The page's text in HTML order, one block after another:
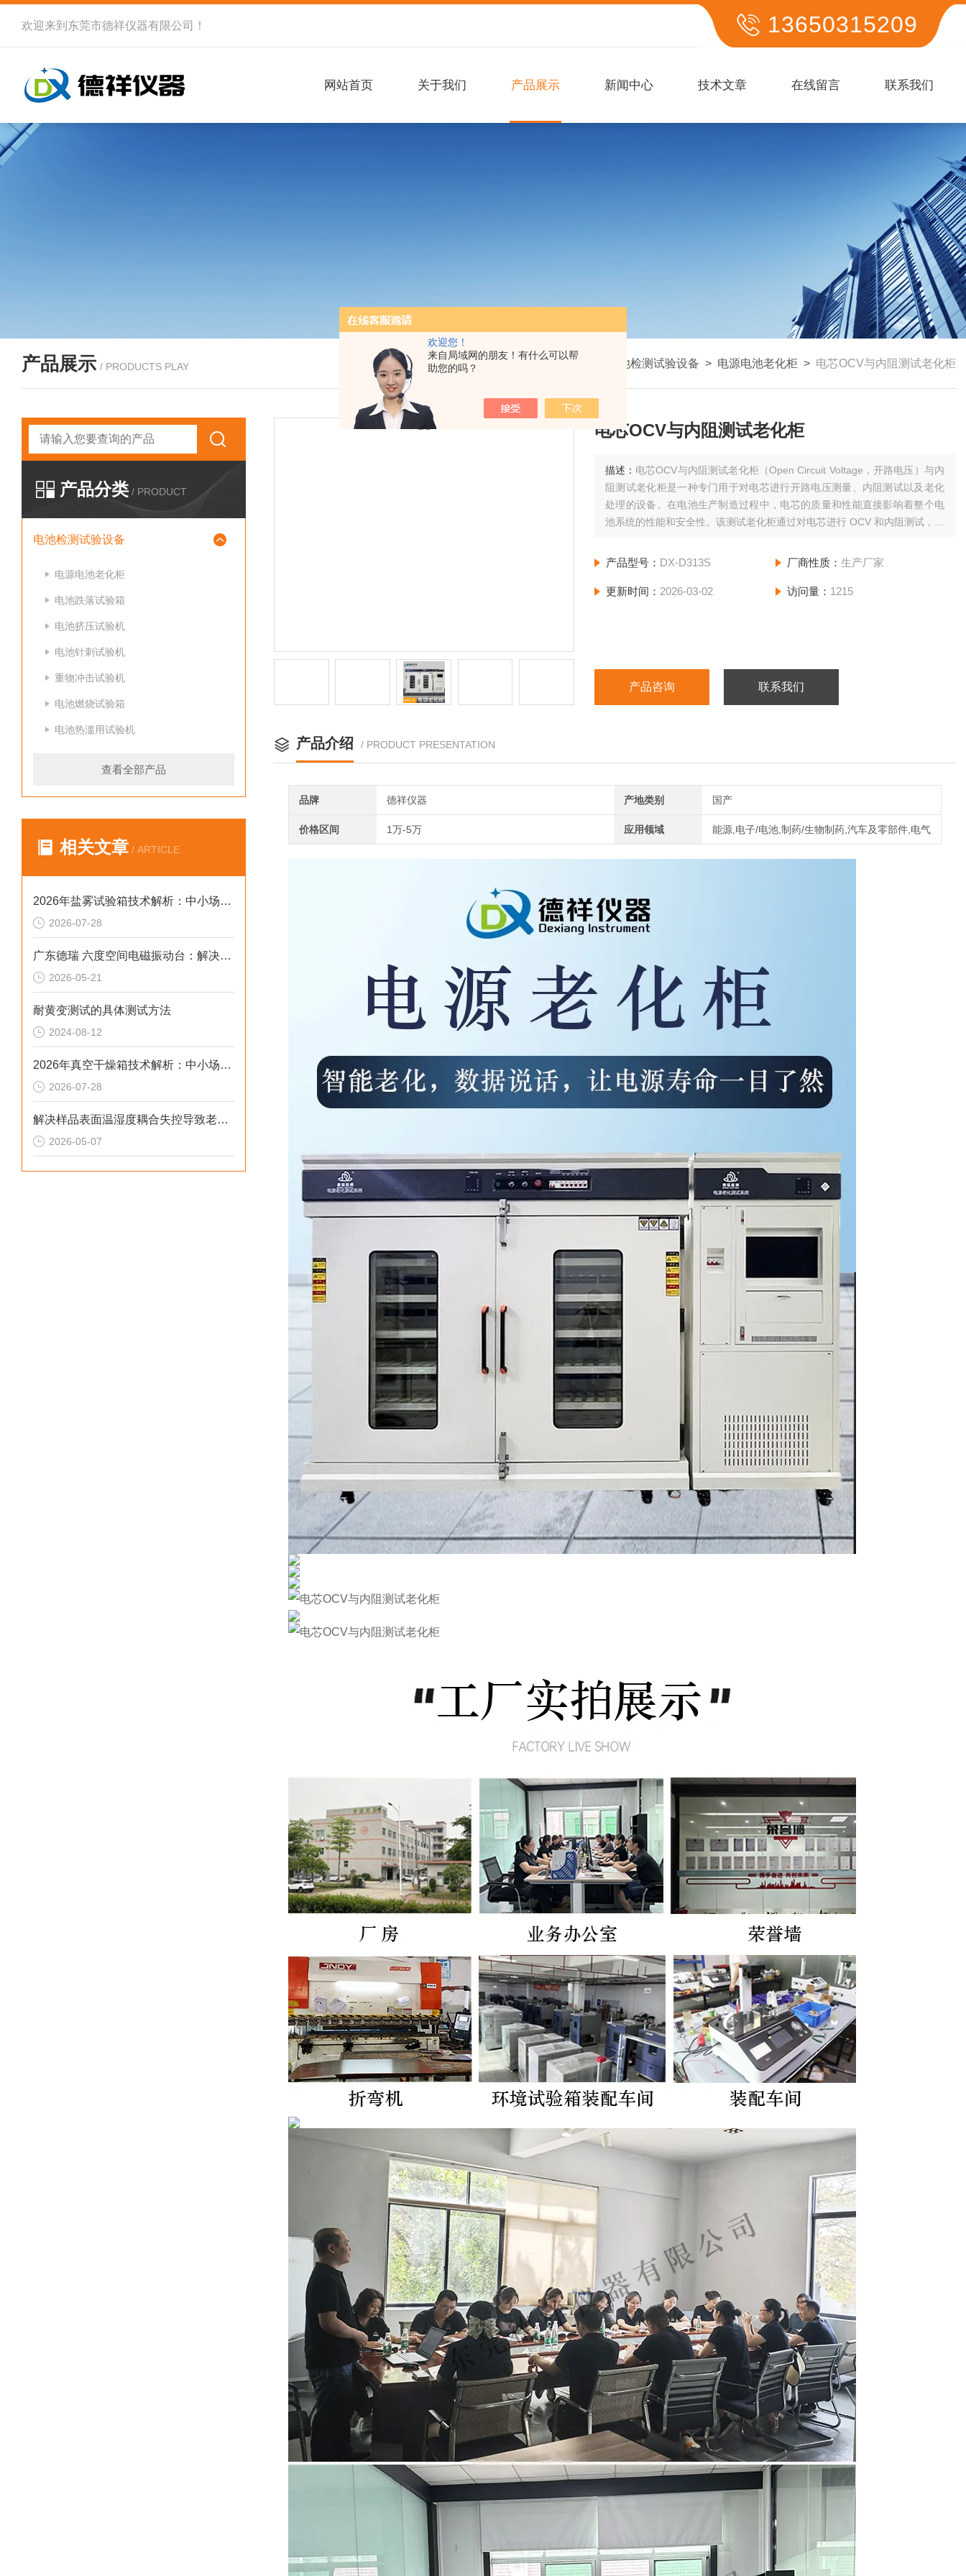
欢迎您！
来自局域网的朋友！有什么可以帮
助您的吗？
欢迎来到 东莞市德祥仪器有限公司 ！ 13650315209
网站首页 关于我们 产品展示 新闻中心 技术文章 在线留言 联系我们
产品展示 / PRODUCTS PLAY 我的位置：首页>产品展示 电池检测试验设备 > 电源电池老化柜 > 电芯OCV与内阻测试老化柜
产品分类 / PRODUCT
电池检测试验设备
电源电池老化柜
电池跌落试验箱
电池挤压试验机
电池针刺试验机
重物冲击试验机
电池燃烧试验箱
电池热滥用试验机
查看全部产品
相关文章 / ARTICLE
2026年盐雾试验箱技术解析：中小场景下温雾协同合规选型参考
2026-07-28
广东德瑞 六度空间电磁振动台：解决多轴耦合干扰的 2026 选型标准
2026-05-21
耐黄变测试的具体测试方法
2024-08-12
2026年真空干燥箱技术解析：中小场景下真空温控合规选型参考
2026-07-28
解决样品表面温湿度耦合失控导致老化加速倍率失真的2026选型标准
2026-05-07
电芯OCV与内阻测试老化柜
描述： 电芯OCV与内阻测试老化柜（Open Circuit Voltage，开路电压）与内
阻测试老化柜是一种专门用于对电芯进行开路电压测量、内阻测试以及老化
处理的设备。在电池生产制造过程中，电芯的质量和性能直接影响着整个电
池系统的性能和安全性。该测试老化柜通过对电芯进行 OCV 和内阻测试，能
电芯的性能，稳定其电化学状态
产品型号： DX-D313S 厂商性质： 生产厂家
更新时间： 2026-03-02 访问量： 1215
产品咨询 联系我们
产品介绍 / PRODUCT PRESENTATION
品牌 德祥仪器 产地类别 国产
价格区间 1万-5万 应用领域 能源,电子/电池,制药/生物制药,汽车及零部件,电气